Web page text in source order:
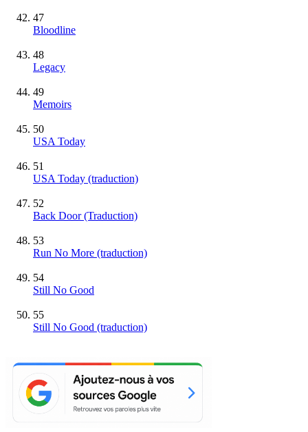
47
Bloodline
48
Legacy
49
Memoirs
50
USA Today
51
USA Today (traduction)
52
Back Door (Traduction)
53
Run No More (traduction)
54
Still No Good
55
Still No Good (traduction)